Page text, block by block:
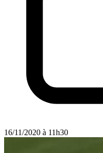
16/11/2020 à 11h30